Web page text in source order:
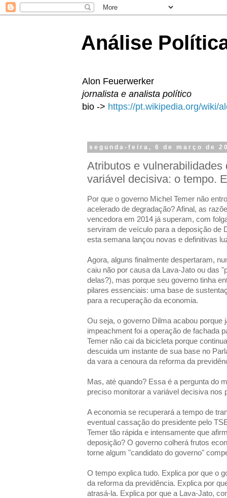
Análise
Alon Feuerwerker
jornalista e analista político
bio -> https://pt.wikipedia.org/wiki/
segunda-feira, 6 de março de
Atributos e vulnerabilidades
variável decisiva: o tempo.
Por que o governo Michel Temer não
acelerado de degradação? Afinal, as
vencedora em 2014 já superam, com
serviram de veículo para a deposição de
esta semana lançou novas e definitivas
Agora, alguns finalmente despertaram,
caiu não por causa da Lava-Jato ou das
delas?), mas porque seu governo tinha
pilares essenciais: uma base de
para a recuperação da economia.
Ou seja, o governo Dilma acabou porque
impeachment foi a operação de fachada
Temer não cai da bicicleta porque
descuida um instante de sua base no
da vara a cenoura da reforma da
Mas, até quando? Essa é a pergunta do
preciso monitorar a variável decisiva nos
A economia se recuperará a tempo de
eventual cassação do presidente pelo
Temer tão rápida e intensamente que
deposição? O governo colherá frutos
torne algum "candidato do governo"
O tempo explica tudo. Explica por que o
da reforma da previdência. Explica por
atrasá-la. Explica por que a Lava-Jato,